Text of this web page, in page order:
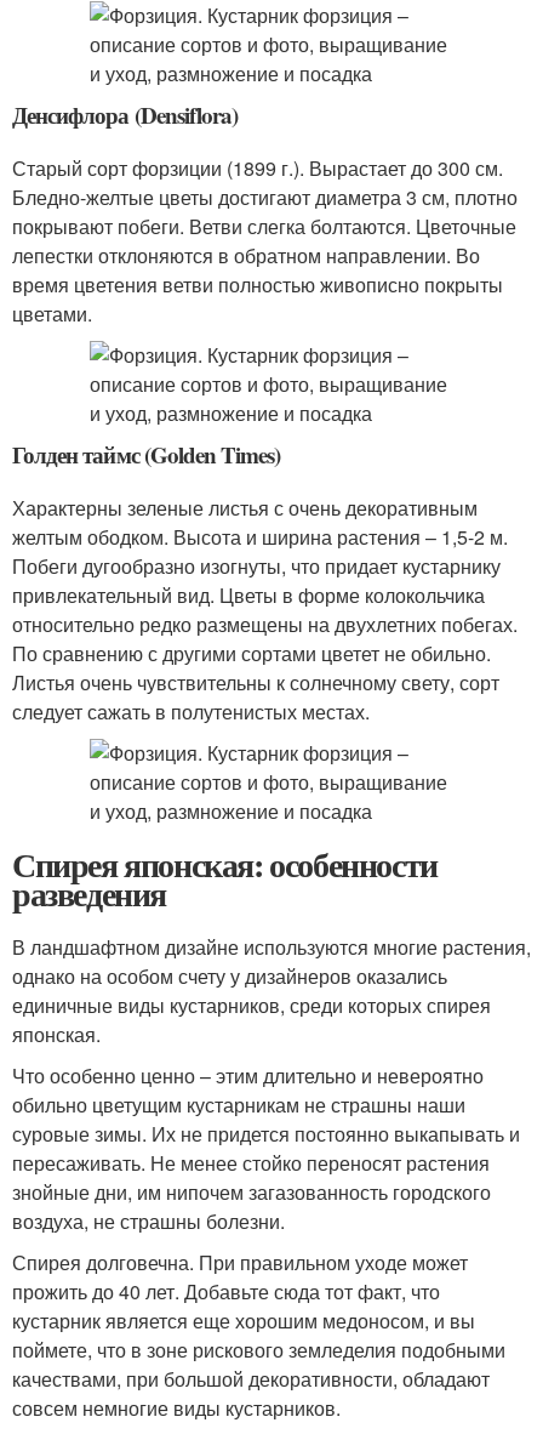
Денсифлора (Densiflora)
Старый сорт форзиции (1899 г.). Вырастает до 300 см.
Бледно-желтые цветы достигают диаметра 3 см, плотно
покрывают побеги. Ветви слегка болтаются. Цветочные
лепестки отклоняются в обратном направлении. Во
время цветения ветви полностью живописно покрыты
цветами.
Голден таймс (Golden Times)
Характерны зеленые листья с очень декоративным
желтым ободком. Высота и ширина растения – 1,5-2 м.
Побеги дугообразно изогнуты, что придает кустарнику
привлекательный вид. Цветы в форме колокольчика
относительно редко размещены на двухлетних побегах.
По сравнению с другими сортами цветет не обильно.
Листья очень чувствительны к солнечному свету, сорт
следует сажать в полутенистых местах.
Спирея японская: особенности
разведения
В ландшафтном дизайне используются многие растения,
однако на особом счету у дизайнеров оказались
единичные виды кустарников, среди которых спирея
японская.
Что особенно ценно – этим длительно и невероятно
обильно цветущим кустарникам не страшны наши
суровые зимы. Их не придется постоянно выкапывать и
пересаживать. Не менее стойко переносят растения
знойные дни, им нипочем загазованность городского
воздуха, не страшны болезни.
Спирея долговечна. При правильном уходе может
прожить до 40 лет. Добавьте сюда тот факт, что
кустарник является еще хорошим медоносом, и вы
поймете, что в зоне рискового земледелия подобными
качествами, при большой декоративности, обладают
совсем немногие виды кустарников.